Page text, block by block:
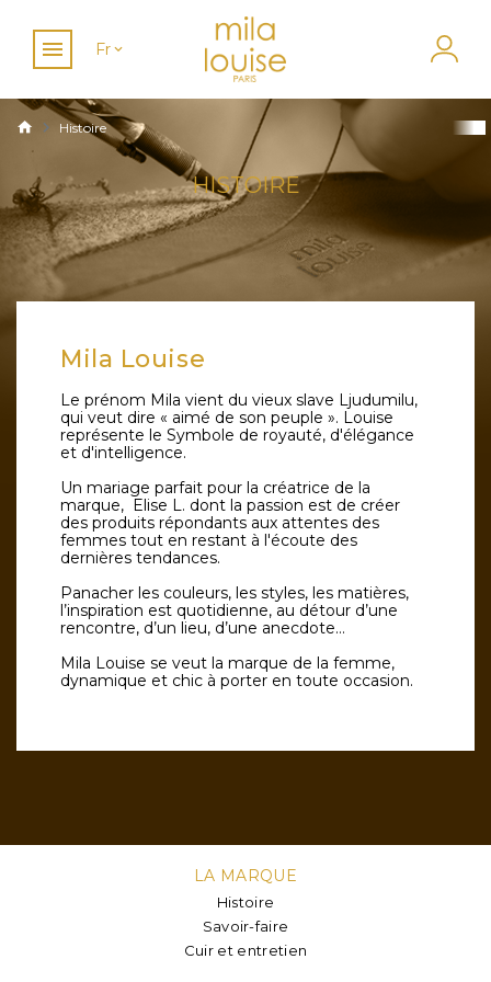
Fr
Histoire
HISTOIRE
Mila Louise
Le prénom Mila vient du vieux slave Ljudumilu,
qui veut dire « aimé de son peuple ». Louise
représente le Symbole de royauté, d'élégance
et d'intelligence.
Un mariage parfait pour la créatrice de la
marque, Elise L. dont la passion est de créer
des produits répondants aux attentes des
femmes tout en restant à l'écoute des
dernières tendances.
Panacher les couleurs, les styles, les matières,
l’inspiration est quotidienne, au détour d’une
rencontre, d’un lieu, d’une anecdote…
Mila Louise se veut la marque de la femme,
dynamique et chic à porter en toute occasion.
LA MARQUE
Histoire
Savoir-faire
Cuir et entretien